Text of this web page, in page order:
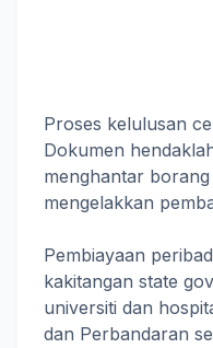
Proses kelulusan
Dokumen
menghantar
mengelakkan
Pembiayaan
kakitangan state
universiti dan
dan Perbandaran